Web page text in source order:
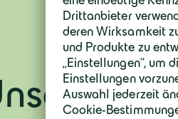
Ziel